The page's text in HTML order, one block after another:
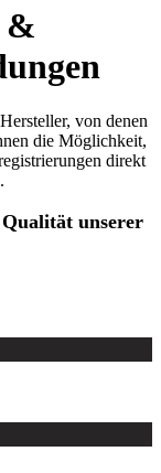
&
von denen
die Möglichkeit,
direkt
unserer